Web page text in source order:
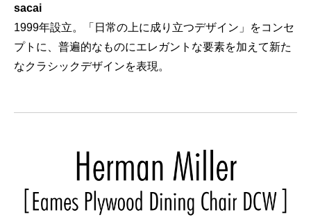
sacai
1999年設立。「日常の上に成り立つデザイン」をコンセ
プトに、普遍的なものにエレガントな要素を加えて新た
なクラシックデザインを表現。